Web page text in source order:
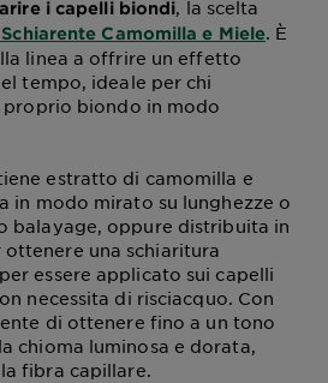
i capelli biondi, la scelta
Camomilla e Miele. È
linea a offrire un effetto
tempo, ideale per chi
proprio biondo in modo
estratto di camomilla e
in modo mirato su lunghezze o
balayage, oppure distribuita in
una schiaritura
essere applicato sui capelli
necessita di risciacquo. Con
di ottenere fino a un tono
chioma luminosa e dorata,
fibra capillare.